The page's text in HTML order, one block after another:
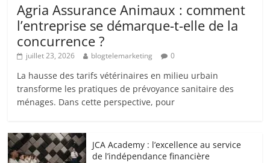
Agria Assurance Animaux : comment
l’entreprise se démarque-t-elle de la
concurrence ?
juillet 23, 2026 blogtelemarketing 0
La hausse des tarifs vétérinaires en milieu urbain
transforme les pratiques de prévoyance sanitaire des
ménages. Dans cette perspective, pour
JCA Academy : l’excellence au service
de l’indépendance financière